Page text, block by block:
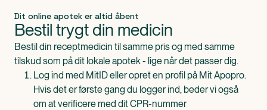
Dit online apotek er altid åbent
Bestil trygt din medicin
Bestil din receptmedicin til samme pris og med samme
tilskud som på dit lokale apotek - lige når det passer dig.
Log ind med MitID eller opret en profil på Mit Apopro.
Hvis det er første gang du logger ind, beder vi også
om at verificere med dit CPR-nummer